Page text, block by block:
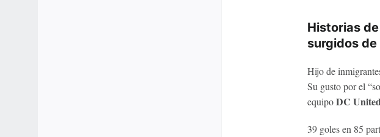
Historias
surgidos
Hijo de
Su gusto por el
equipoDC
39 goles en 85